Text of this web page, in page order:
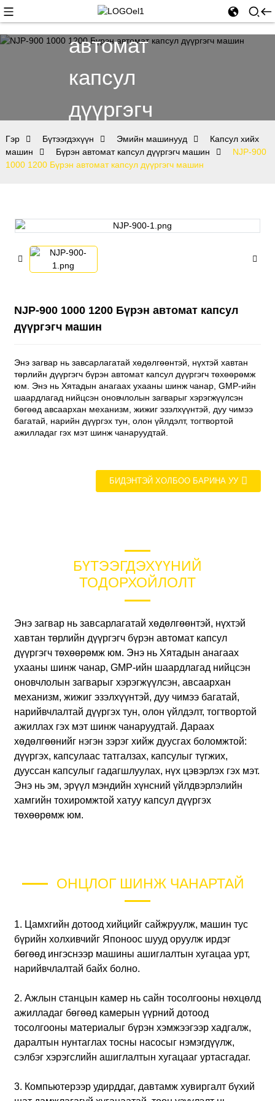
Бүрэн
автомат
капсул
дүүргэгч
машин
Гэр Бүтээгдэхүүн Эмийн машинууд
Капсул хийх
машин
Бүрэн автомат капсул дүүргэгч машин
NJP-900
1000 1200 Бүрэн автомат капсул дүүргэгч машин
NJP-900 1000 1200 Бүрэн автомат капсул
дүүргэгч машин
Энэ загвар нь завсарлагатай хөдөлгөөнтэй, нүхтэй хавтан
төрлийн дүүргэгч бүрэн автомат капсул дүүргэгч төхөөрөмж
юм. Энэ нь Хятадын анагаах ухааны шинж чанар, GMP-ийн
шаардлагад нийцсэн оновчлолын загварыг хэрэгжүүлсэн
бөгөөд авсаархан механизм, жижиг эзэлхүүнтэй, дуу чимээ
багатай, нарийн дүүргэх тун, олон үйлдэлт, тогтвортой
ажилладаг гэх мэт шинж чанаруудтай.
БИДЭНТЭЙ ХОЛБОО БАРИНА УУ
БҮТЭЭГДЭХҮҮНИЙ
ТОДОРХОЙЛОЛТ
Энэ загвар нь завсарлагатай хөдөлгөөнтэй, нүхтэй
хавтан төрлийн дүүргэгч бүрэн автомат капсул
дүүргэгч төхөөрөмж юм. Энэ нь Хятадын анагаах
ухааны шинж чанар, GMP-ийн шаардлагад нийцсэн
оновчлолын загварыг хэрэгжүүлсэн, авсаархан
механизм, жижиг эзэлхүүнтэй, дуу чимээ багатай,
нарийвчлалтай дүүргэх тун, олон үйлдэлт, тогтвортой
ажиллах гэх мэт шинж чанаруудтай. Дараах
хөдөлгөөнийг нэгэн зэрэг хийж дуусгах боломжтой:
дүүргэх, капсулаас татгалзах, капсулыг түгжих,
дууссан капсулыг гадагшлуулах, нүх цэвэрлэх гэх мэт.
Энэ нь эм, эрүүл мэндийн хүнсний үйлдвэрлэлийн
хамгийн тохиромжтой хатуу капсул дүүргэх
төхөөрөмж юм.
ОНЦЛОГ ШИНЖ ЧАНАРТАЙ
1. Цамхгийн дотоод хийцийг сайжруулж, машин тус
бүрийн холхивчийг Японоос шууд оруулж ирдэг
бөгөөд ингэснээр машины ашиглалтын хугацаа урт,
нарийвчлалтай байх болно.
2. Ажлын станцын камер нь сайн тосолгооны нөхцөлд
ажилладаг бөгөөд камерын үүрний дотоод
тосолгооны материалыг бүрэн хэмжээгээр хадгалж,
даралтын нунтаглах тосны насосыг нэмэгдүүлж,
сэлбэг хэрэгслийн ашиглалтын хугацааг уртасгадаг.
3. Компьютерээр удирддаг, давтамж хувиргалт бүхий